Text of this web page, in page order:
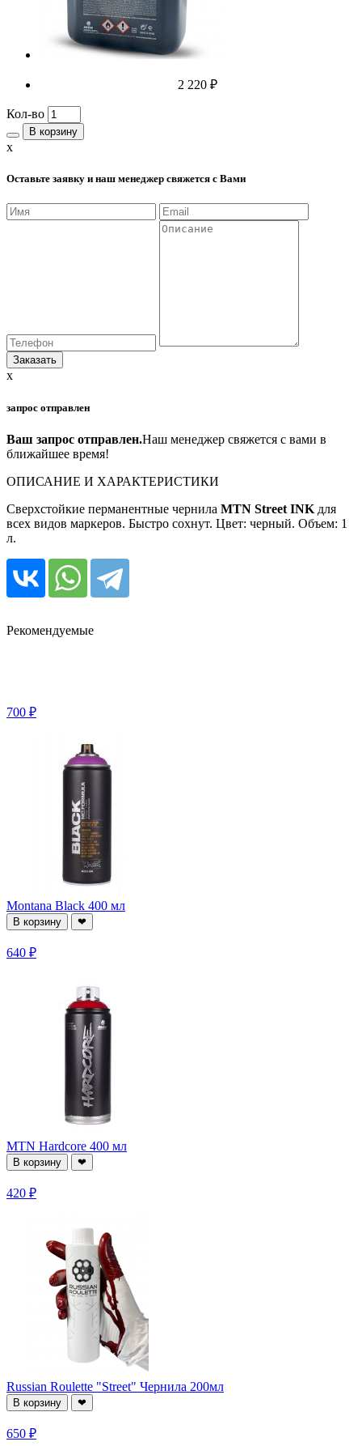
2 220 ₽
Кол-во
В корзину
x
Оставьте заявку и наш менеджер свяжется с Вами
x
запрос отправлен
Ваш запрос отправлен.Наш менеджер свяжется с вами в
ближайшее время!
ОПИСАНИЕ И ХАРАКТЕРИСТИКИ
Сверхстойкие перманентные чернила MTN Street INK для
всех видов маркеров. Быстро сохнут. Цвет: черный. Объем: 1
л.
Рекомендуемые
700 ₽
Montana Black 400 мл
В корзину ❤
640 ₽
MTN Hardcore 400 мл
В корзину ❤
420 ₽
Russian Roulette "Street" Чернила 200мл
В корзину ❤
650 ₽